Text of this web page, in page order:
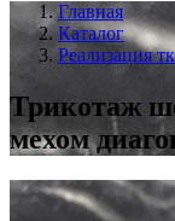
Главная
Каталог
Реализация
Трикотаж
мехом